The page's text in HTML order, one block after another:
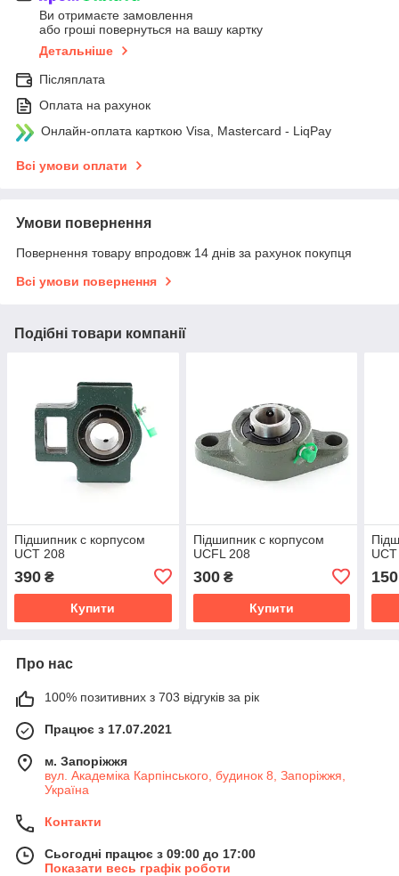
Ви отримаєте замовлення
або гроші повернуться на вашу картку
Детальніше
Післяплата
Оплата на рахунок
Онлайн-оплата карткою Visa, Mastercard - LiqPay
Всі умови оплати
Умови повернення
Повернення товару впродовж 14 днів за рахунок покупця
Всі умови повернення
Подібні товари компанії
Підшипник c корпусом
UCT 208
390 ₴
Купити
Підшипник c корпусом
UCFL 208
300₴
Купити
150
Про нас
100% позитивних з 703 відгуків за рік
Працює з 17.07.2021
м. Запоріжжя
вул. Академіка Карпінського, будинок 8, Запоріжжя,
Україна
Контакти
Сьогодні працює з 09:00 до 17:00
Показати весь графік роботи